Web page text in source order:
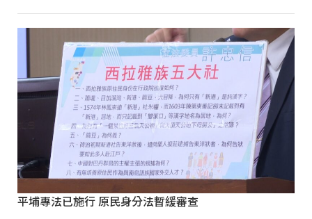
平埔專法已施行 原民身分法暫緩審查